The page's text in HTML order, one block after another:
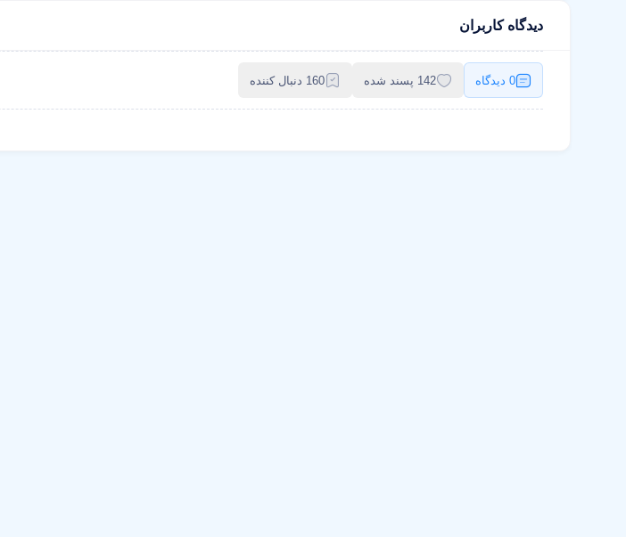
دیدگاه کاربران
0 دیدگاه 142 پسند شده 160 دنبال کننده